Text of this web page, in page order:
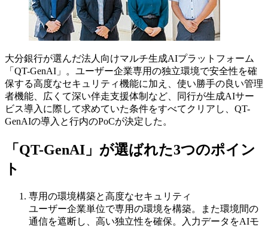
大分銀行が選んだ法人向けマルチ生成AIプラットフォーム
「QT-GenAI」。ユーザー企業専用の独立環境で安全性を確
保する高度なセキュリティ機能に加え、使い勝手の良い管理
者機能、広くて深い伴走支援体制など、同行が生成AIサー
ビス導入に際して求めていた条件をすべてクリアし、QT-
GenAIの導入と行内のPoCが決定した。
「QT-GenAI」が選ばれた3つのポイン
ト
専用の環境構築と高度なセキュリティ​
ユーザー企業単位で専用の環境を構築。また環境間の
通信を遮断し、高い独立性​を確保。入力データをAIモ